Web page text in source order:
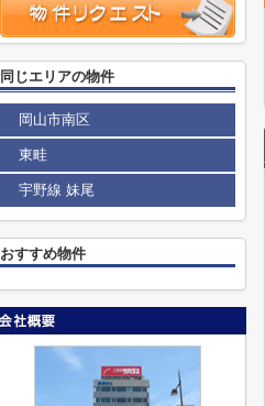
同じエリアの物件
岡山市南区
東畦
宇野線 妹尾
おすすめ物件